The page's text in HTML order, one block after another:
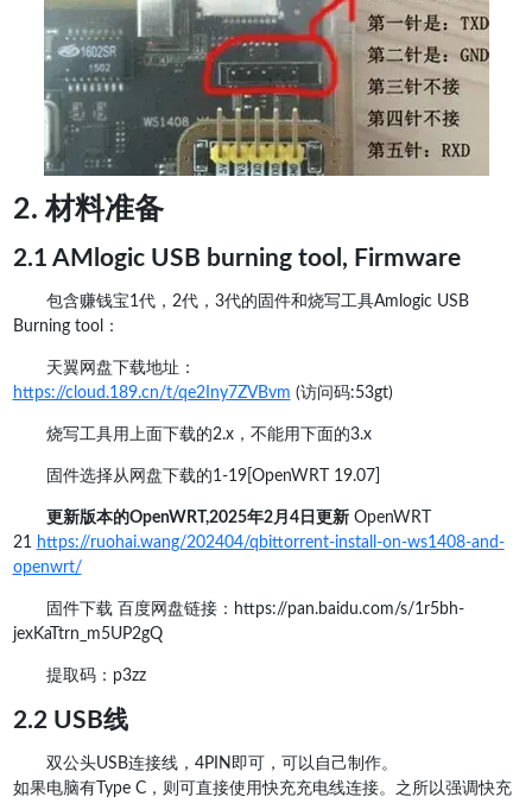
2. 材料准备
2.1 AMlogic USB burning tool, Firmware
包含赚钱宝1代，2代，3代的固件和烧写工具Amlogic USB
Burning tool：
天翼网盘下载地址：
https://cloud.189.cn/t/qe2Iny7ZVBvm (访问码:53gt)
烧写工具用上面下载的2.x，不能用下面的3.x
固件选择从网盘下载的1-19[OpenWRT 19.07]
更新版本的OpenWRT,2025年2月4日更新OpenWRT
21 https://ruohai.wang/202404/qbittorrent-install-on-ws1408-and-
openwrt/
固件下载 百度网盘链接：https://pan.baidu.com/s/1r5bh-
jexKaTtrn_m5UP2gQ
提取码：p3zz
2.2 USB线
双公头USB连接线，4PIN即可，可以自己制作。
如果电脑有Type C，则可直接使用快充充电线连接。之所以强调快充